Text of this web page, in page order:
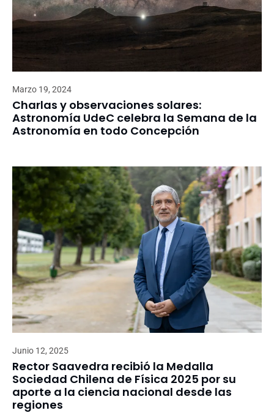
Marzo 19, 2024
Charlas y observaciones solares:
Astronomía UdeC celebra la Semana de la
Astronomía en todo Concepción
Junio 12, 2025
Rector Saavedra recibió la Medalla
Sociedad Chilena de Física 2025 por su
aporte a la ciencia nacional desde las
regiones